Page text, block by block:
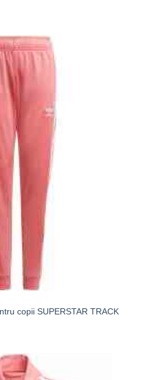
copii SUPERSTAR TRACK